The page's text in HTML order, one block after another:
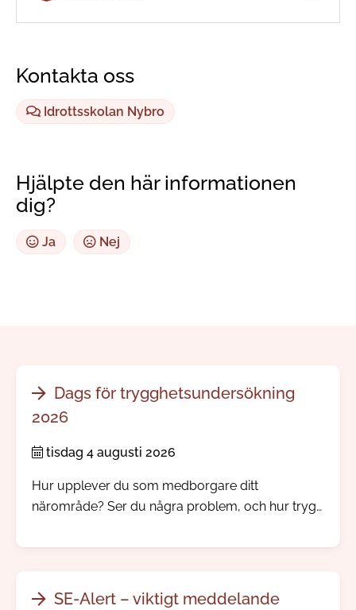
Kontakta oss
Idrottsskolan Nybro
Hjälpte den här informationen
dig?
Ja Nej
Dags för trygghetsundersökning
2026
tisdag 4 augusti 2026
Hur upplever du som medborgare ditt
närområde? Ser du några problem, och hur trygg
årliga trygghetsundersökning.
SE-Alert – viktigt meddelande